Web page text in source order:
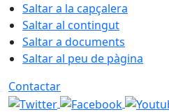
Saltar a la capçalera
Saltar al contingut
Saltar a documents
Saltar al peu de pàgina
Contactar